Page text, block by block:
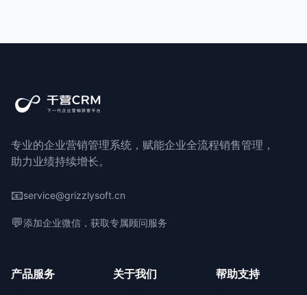
专业的企业营销管理系统，赋能企业全流程销售管理，
助力业绩持续增长。
📧service@grizzlysoft.cn
💬添加企业微信，获取专属顾问服务
产品服务 关于我们 帮助支持